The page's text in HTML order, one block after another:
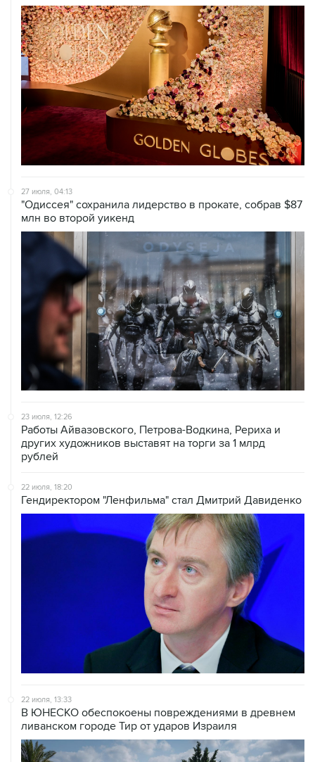
27 июля, 04:13
"Одиссея" сохранила лидерство в прокате, собрав $87
млн во второй уикенд
23 июля, 12:26
Работы Айвазовского, Петрова-Водкина, Рериха и
других художников выставят на торги за 1 млрд
рублей
22 июля, 18:20
Гендиректором "Ленфильма" стал Дмитрий Давиденко
22 июля, 13:33
В ЮНЕСКО обеспокоены повреждениями в древнем
ливанском городе Тир от ударов Израиля